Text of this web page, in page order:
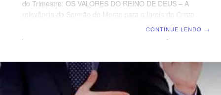
do Trimestre: OS VALORES DO REINO DE DEUS – A
relevância do Sermão do Monte para a Igreja de Cristo
Senhor.” (Lv 19.18) VERDADE PRÁTICA O cristão não
deve guardar rancor e nem buscar vingança. Antes,
deve vencer o mal com o bem . Dessa
CONTINUE LENDO →